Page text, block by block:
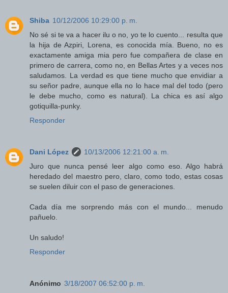
Shiba 10/12/2006 10:29:00 p. m.
No sé si te va a hacer ilu o no, yo te lo cuento... resulta que
la hija de Azpiri, Lorena, es conocida mía. Bueno, no es
exactamente amiga mia pero fue compañera de clase en
primero de carrera, como no, en Bellas Artes y a veces nos
saludamos. La verdad es que tiene mucho que envidiar a
su señor padre, aunque ella no lo hace mal del todo (pero
le debe mucho, como es natural). La chica es así algo
gotiquilla-punky.
Responder
Dani López
10/13/2006 12:21:00 a. m.
Juro que nunca pensé leer algo como eso. Algo habrá
heredado del maestro pero, claro, como todo, estas cosas
se suelen diluir con el paso de generaciones.
Cada día me sorprendo más con el mundo... menudo
pañuelo.
Un saludo!
Responder
Anónimo 3/18/2007 06:52:00 p. m.